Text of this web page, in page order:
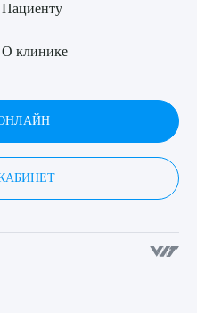
Пациенту
О клинике